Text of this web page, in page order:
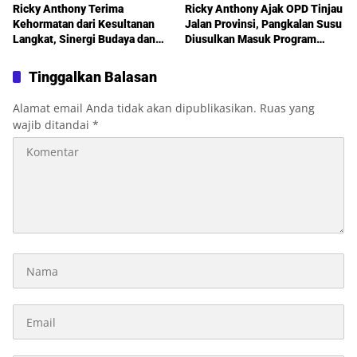
Ricky Anthony Terima
Kehormatan dari Kesultanan
Langkat, Sinergi Budaya dan
Diperkuat
Ricky Anthony Ajak OPD Tinjau
Jalan Provinsi, Pangkalan Susu
Diusulkan Masuk Program
Tinggalkan Balasan
Alamat email Anda tidak akan dipublikasikan. Ruas yang
wajib ditandai *